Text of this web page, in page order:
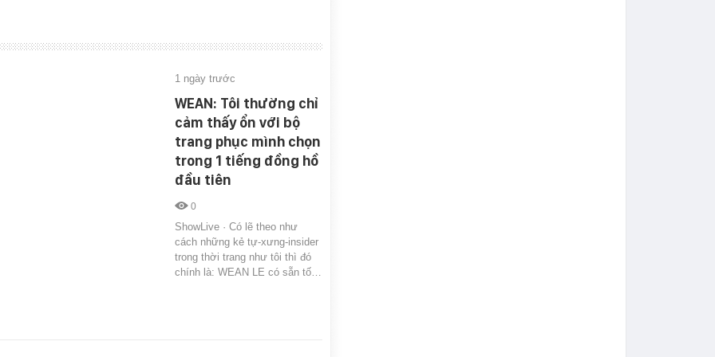
1 ngày trước
WEAN: Tôi thường chỉ
cảm thấy ổn với bộ
trang phục mình chọn
trong 1 tiếng đồng hồ
đầu tiên
0
ShowLive · Có lẽ theo như
cách những kẻ tự-xưng-insider
trong thời trang như tôi thì đó
chính là: WEAN LE có sẵn tố…